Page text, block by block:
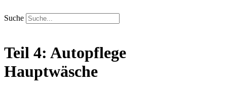
Inhalt
springen
Suche
Teil 4: Autopflege
Hauptwäsche